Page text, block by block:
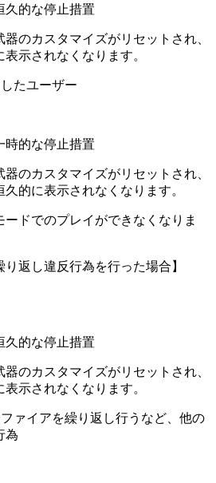
久的な停止措置
器のカスタマイズがリセットされ、
示されなくなります。
たユーザー
時的な停止措置
器のカスタマイズがリセットされ、
的に表示されなくなります。
ードでのプレイができなくなりま
り返し違反行為を行った場合】
久的な停止措置
器のカスタマイズがリセットされ、
示されなくなります。
ァイアを繰り返し行うなど、他の
為